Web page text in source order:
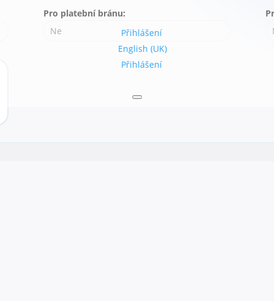
Přihlášení
English (UK)
Přihlášení
Pro platební bránu:
Ne